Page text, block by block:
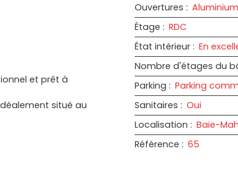
et prêt à
situé au
Ouvertures : Aluminium
Étage : RDC
État intérieur : En
Nombre d'étages du
Parking : Parking
Sanitaires : Oui
Localisation : Baie-
Référence : 65